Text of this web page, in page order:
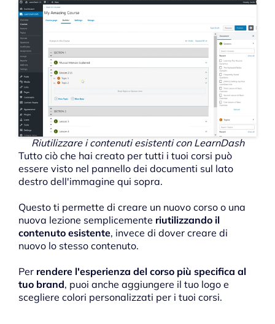
Riutilizzare i contenuti esistenti con LearnDash
Tutto ciò che hai creato per tutti i tuoi corsi può
essere visto nel pannello dei documenti sul lato
destro dell'immagine qui sopra.
Questo ti permette di creare un nuovo corso o una
nuova lezione semplicemente riutilizzando il
contenuto esistente, invece di dover creare di
nuovo lo stesso contenuto.
Per rendere l'esperienza del corso più specifica al
tuo brand, puoi anche aggiungere il tuo logo e
scegliere colori personalizzati per i tuoi corsi.